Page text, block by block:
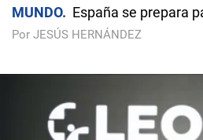
MUNDO España se prepara
Por JESÚS HERNÁNDEZ